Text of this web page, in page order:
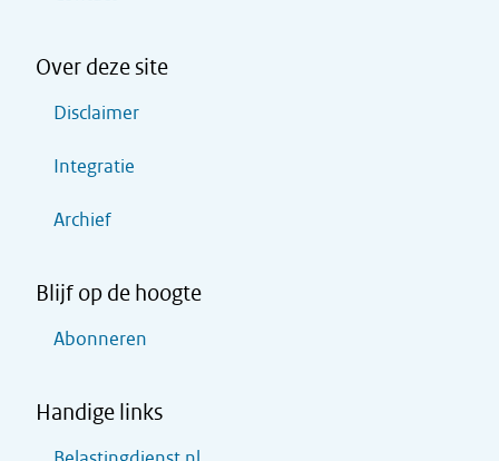
Over deze site
Disclaimer
Integratie
Archief
Blijf op de hoogte
Abonneren
Handige links